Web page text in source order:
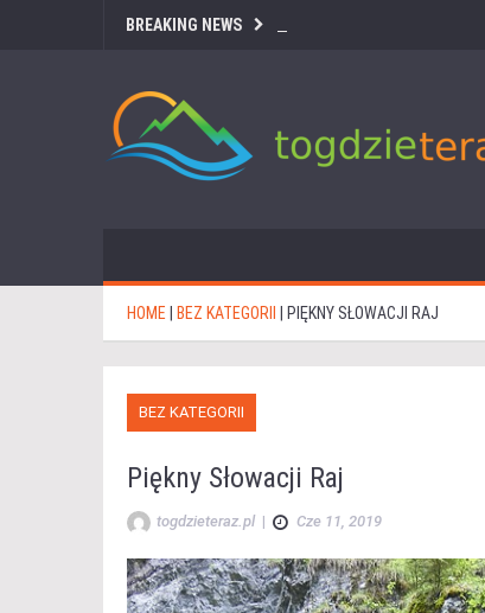
BREAKING NEWS
HOME BEZ KATEGORII PIĘKNY SŁOWACJI RAJ
BEZ KATEGORII
Piękny Słowacji Raj
togdzieteraz.pl | Cze 11, 2019